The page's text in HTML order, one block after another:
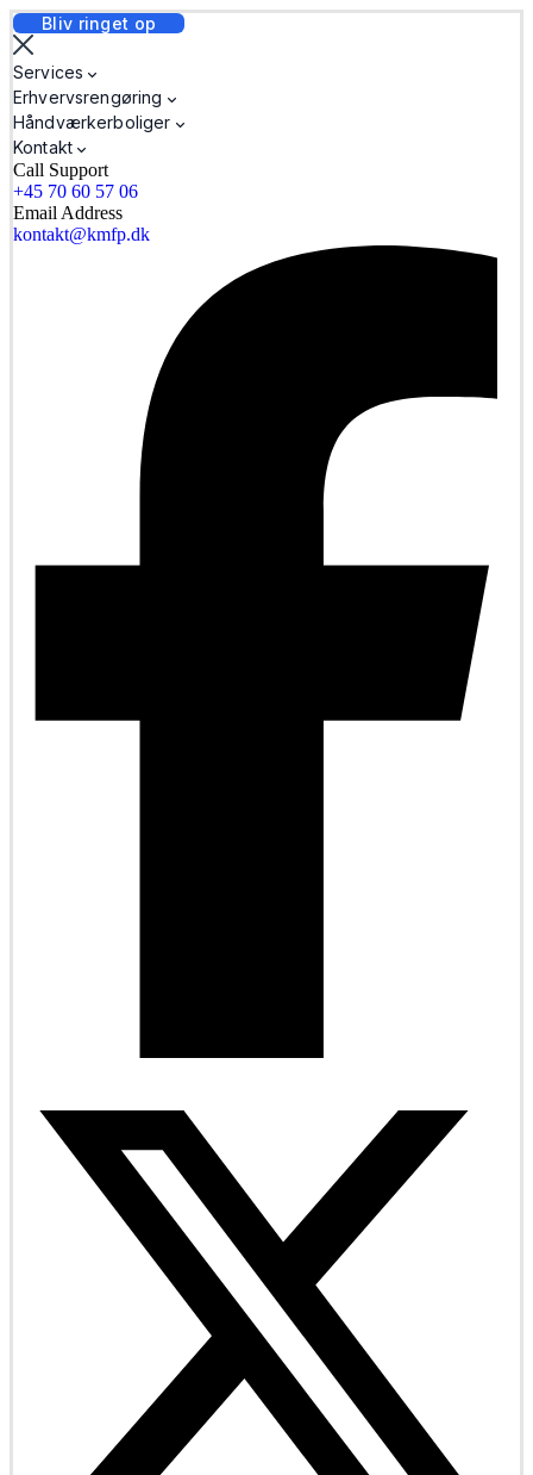
Bliv ringet op
Services
Erhvervsrengøring
Håndværkerboliger
Kontakt
Call Support
+45 70 60 57 06
Email Address
kontakt@kmfp.dk